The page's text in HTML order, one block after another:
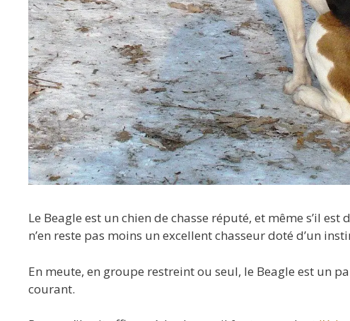
Le Beagle est un chien de chasse réputé, et même s’il
n’en reste pas moins un excellent chasseur doté d’un
En meute, en groupe restreint ou seul, le Beagle est un
courant.